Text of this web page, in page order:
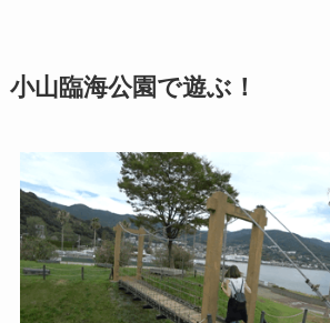
小山臨海公園で遊ぶ！